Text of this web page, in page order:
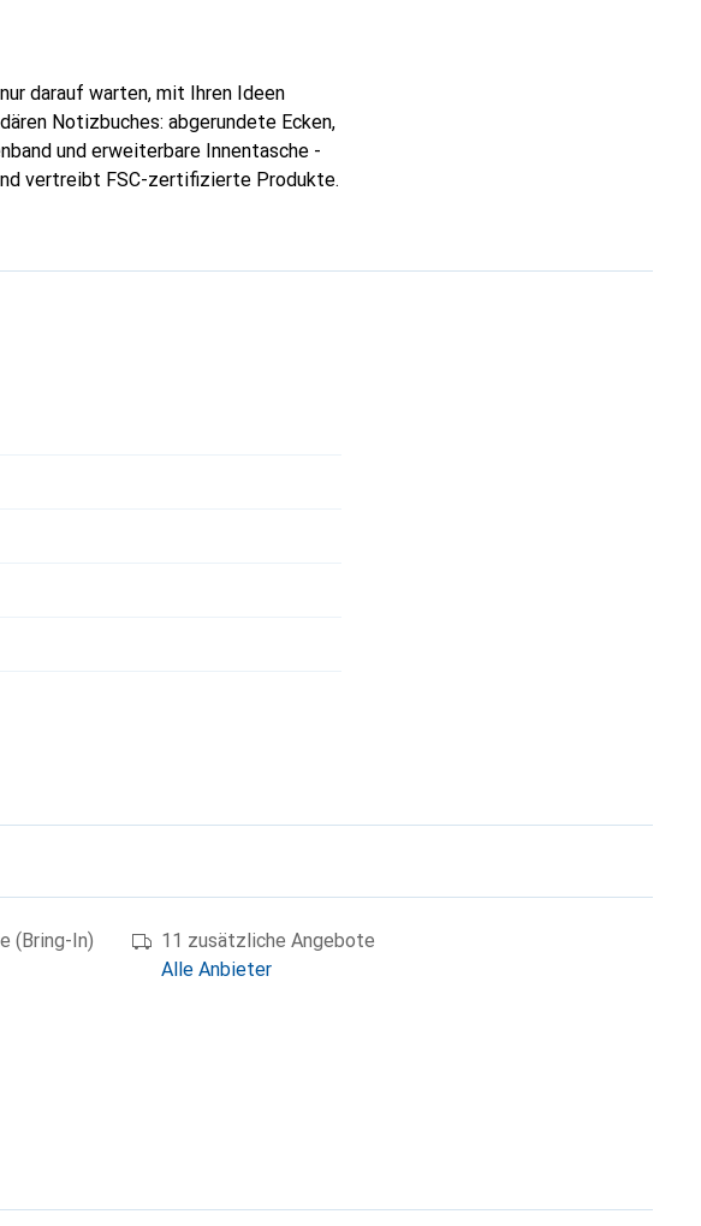
darauf warten, mit Ihren Ideen
Notizbuches: abgerundete Ecken,
und erweiterbare Innentasche -
vertreibt FSC-zertifizierte Produkte.
(Bring-In)
11 zusätzliche Angebote
Alle Anbieter